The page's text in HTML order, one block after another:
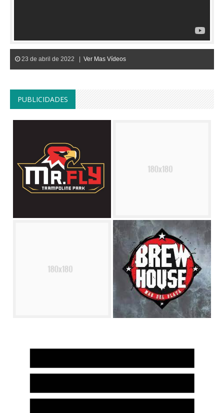
23 de abril de 2022 | Ver Mas Vídeos
PUBLICIDADES